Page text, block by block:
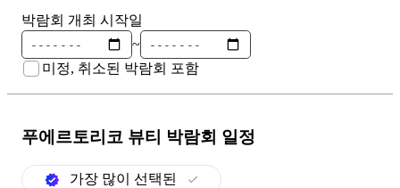
박람회 개최 시작일
~
미정, 취소된 박람회 포함
푸에르토리코 뷰티 박람회 일정
가장 많이 선택된